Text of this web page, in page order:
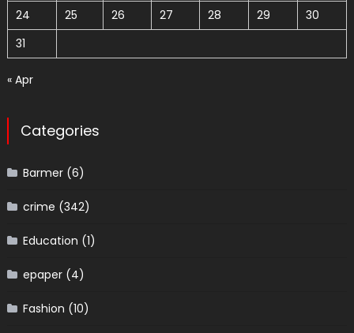
24
25 26 27 28 29
30
31
« Apr
Categories
Barmer(6)
crime (342)
Education (1)
epaper(4)
Fashion (10)